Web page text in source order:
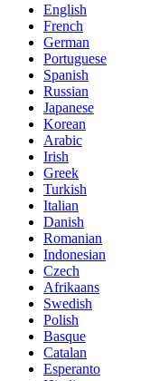
English
French
German
Portuguese
Spanish
Russian
Japanese
Korean
Arabic
Irish
Greek
Turkish
Italian
Danish
Romanian
Indonesian
Czech
Afrikaans
Swedish
Polish
Basque
Catalan
Esperanto